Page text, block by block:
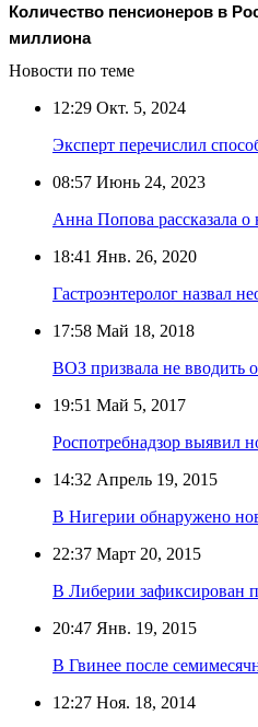
Количество пенсионеров в
миллиона
Новости по теме
12:29 Окт. 5, 2024
Эксперт перечислил
08:57 Июнь 24, 2023
Анна Попова рассказала
18:41 Янв. 26, 2020
Гастроэнтеролог назвал
17:58 Май 18, 2018
ВОЗ призвала не вводить
19:51 Май 5, 2017
Роспотребнадзор выявил
14:32 Апрель 19, 2015
В Нигерии обнаружено
22:37 Март 20, 2015
В Либерии зафиксирован
20:47 Янв. 19, 2015
В Гвинее после
12:27 Ноя. 18, 2014